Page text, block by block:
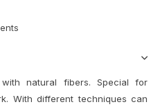
natural fibers. Special for
With different techniques can